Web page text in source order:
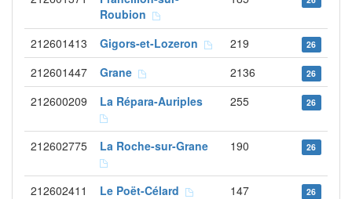
Roubion
212601413 Gigors-et-Lozeron 219 26
212601447 Grane 2136 26
212600209 La Répara-Auriples 255 26
212602775 La Roche-sur-Grane 190 26
212602411 Le Poët-Célard 147 26